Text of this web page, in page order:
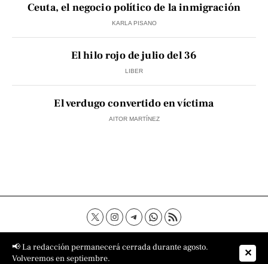
Ceuta, el negocio político de la inmigración
KARLA PISANO
El hilo rojo de julio del 36
LIBER
El verdugo convertido en víctima
AITOR MARTÍNEZ
Contacto Aviso Legal
Política de privacidad
Política de cookies
Sobre nosotros
📢 La redacción permanecerá cerrada durante agosto.
Volveremos en septiembre.
✕